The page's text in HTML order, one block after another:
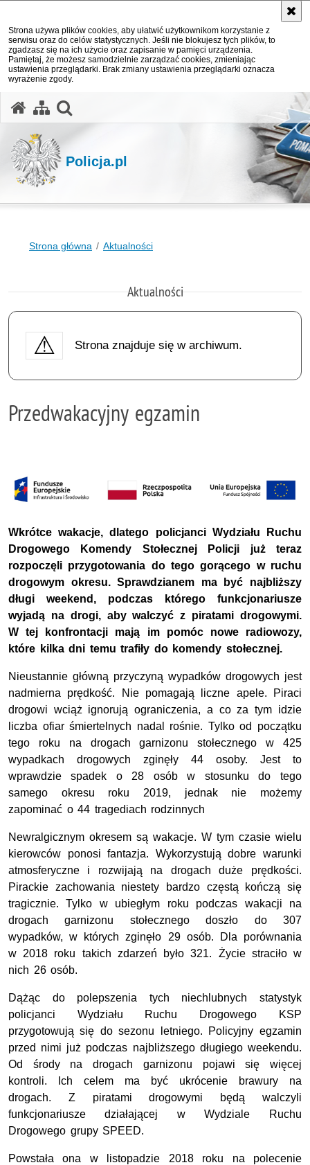
Strona używa plików cookies, aby ułatwić użytkownikom korzystanie z
serwisu oraz do celów statystycznych. Jeśli nie blokujesz tych plików, to
zgadzasz się na ich użycie oraz zapisanie w pamięci urządzenia.
Pamiętaj, że możesz samodzielnie zarządzać cookies, zmieniając
ustawienia przeglądarki. Brak zmiany ustawienia przeglądarki oznacza
wyrażenie zgody.
Policja.pl
Strona główna Aktualności
Aktualności
Strona znajduje się w archiwum.
Przedwakacyjny egzamin
Wkrótce wakacje, dlatego policjanci Wydziału Ruchu
Drogowego Komendy Stołecznej Policji już teraz
rozpoczęli przygotowania do tego gorącego w ruchu
drogowym okresu. Sprawdzianem ma być najbliższy
długi weekend, podczas którego funkcjonariusze
wyjadą na drogi, aby walczyć z piratami drogowymi.
W tej konfrontacji mają im pomóc nowe radiowozy,
które kilka dni temu trafiły do komendy stołecznej.
Nieustannie główną przyczyną wypadków drogowych jest
nadmierna prędkość. Nie pomagają liczne apele. Piraci
drogowi wciąż ignorują ograniczenia, a co za tym idzie
liczba ofiar śmiertelnych nadal rośnie. Tylko od początku
tego roku na drogach garnizonu stołecznego w 425
wypadkach drogowych zginęły 44 osoby. Jest to
wprawdzie spadek o 28 osób w stosunku do tego
samego okresu roku 2019, jednak nie możemy
zapominać o 44 tragediach rodzinnych
Newralgicznym okresem są wakacje. W tym czasie wielu
kierowców ponosi fantazja. Wykorzystują dobre warunki
atmosferyczne i rozwijają na drogach duże prędkości.
Pirackie zachowania niestety bardzo częstą kończą się
tragicznie. Tylko w ubiegłym roku podczas wakacji na
drogach garnizonu stołecznego doszło do 307
wypadków, w których zginęło 29 osób. Dla porównania
w 2018 roku takich zdarzeń było 321. Życie straciło w
nich 26 osób.
Dążąc do polepszenia tych niechlubnych statystyk
policjanci Wydziału Ruchu Drogowego KSP
przygotowują się do sezonu letniego. Policyjny egzamin
przed nimi już podczas najbliższego długiego weekendu.
Od środy na drogach garnizonu pojawi się więcej
kontroli. Ich celem ma być ukrócenie brawury na
drogach. Z piratami drogowymi będą walczyli
funkcjonariusze działającej w Wydziale Ruchu
Drogowego grupy SPEED.
Powstała ona w listopadzie 2018 roku na polecenie